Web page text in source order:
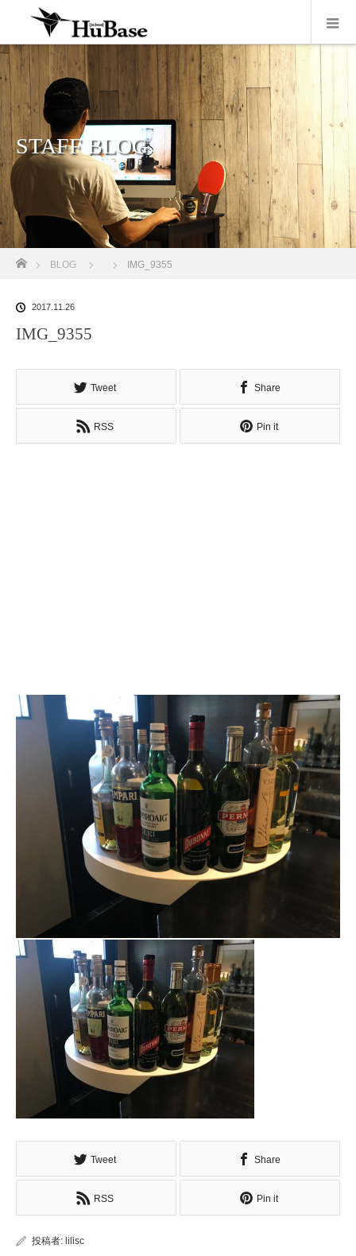
STAFF BLOG
ホーム
BLOG IMG_9355
2017.11.26
IMG_9355
Tweet Share
RSS Pin it
Tweet Share
RSS Pin it
投稿者: lilisc